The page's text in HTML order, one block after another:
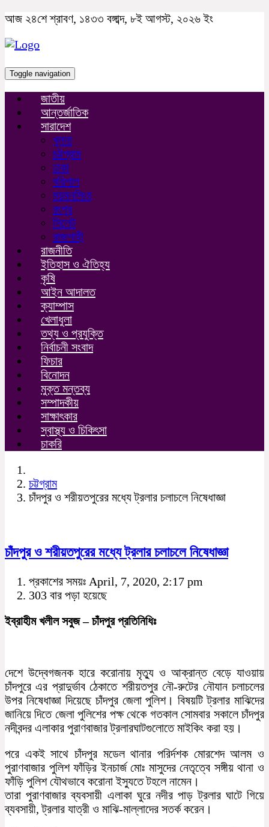
আজ ২৪শে শ্রাবণ, ১৪৩৩ বঙ্গাব্দ, ৮ই আগস্ট, ২০২৬ ইং
Toggle navigation
জাতীয়
আন্তর্জাতিক
সারাদেশ
খুলনা
চট্টগ্রাম
ঢাকা
বরিশাল
ময়মনসিংহ
রংপুর
সিলেট
রাজশাহী
রাজনীতি
ইতিহাস ও ঐতিহ্য
কৃষি
আইন আদালত
ক্যাম্পাস
খেলাধুলা
তথ্য ও প্রযুক্তি
নির্বাচনী সংবাদ
ফিচার
বিনোদন
মুক্ত মন্তব্য
সম্পাদকীয়
সাক্ষাৎকার
স্বাস্থ্য ও চিকিৎসা
চাকরি
চট্টগ্রাম
চাঁদপুর ও শরীয়তপুরের মধ্যে ট্রলার চলাচলে নিষেধাজ্ঞা
চাঁদপুর ও শরীয়তপুরের মধ্যে ট্রলার চলাচলে নিষেধাজ্ঞা
প্রকাশের সময়ঃ April, 7, 2020, 2:17 pm
303 বার পড়া হয়েছে
ইব্রাহীম খলীল সবুজ – চাঁদপুর প্রতিনিধিঃ
দেশে উদ্বেগজনক হারে করোনায় মৃত্যু ও আক্রান্ত বেড়ে যাওয়ায়
চাঁদপুরে এর প্রাদুর্ভাব ঠেকাতে শরীয়তপুর নৌ-রুটের নৌযান চলাচলের
উপর নিষেধাজ্ঞা দিয়েছে চাঁদপুর জেলা পুলিশ। বিষয়টি ট্রলার মাঝিদের
জানিয়ে দিতে জেলা পুলিশের পক্ষ থেকে গতকাল সোমবার সকালে চাঁদপুর
নদীবন্দর এলাকার পুরাণবাজার ট্রলারঘাটগুলোতে মাইকিং করা হয়।
পরে একই সাথে চাঁদপুর মডেল থানার পরির্দশক মোরশেদ আলম ও
পুরাণবাজার পুলিশ ফাঁড়ির ইনচার্জ মোঃ মাসুদের নেতৃত্বে সঙ্গীয় থানা ও
ফাঁড়ি পুলিশ যৌথভাবে করোনা ইস্যুতে টহলে নামেন।
তারা পুরাণবাজার ব্যবসায়ী এলাকা ঘুরে নদীর পাড় ট্রলার ঘাটে গিয়ে
ব্যবসায়ী, ট্রলার যাত্রী ও মাঝি-মাল্লাদের সতর্ক করেন।